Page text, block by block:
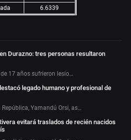
6.6339
Durazno: tres personas resultaron
17 años sufrieron lesio…
legado humano y profesional de
Yamandú Orsi, as…
evitará traslados de recién nacidos